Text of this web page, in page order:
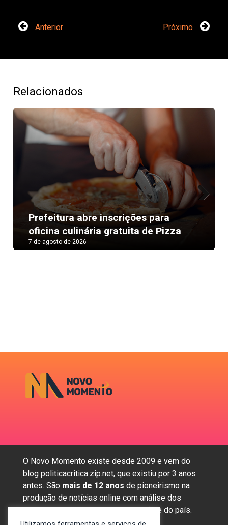
Anterior Próximo
Relacionados
Prefeitura abre inscrições para
oficina culinária gratuita de Pizza
7 de agosto de 2026
O Novo Momento existe desde 2009 e vem do
blog politicacritica.zip.net, que existiu por 3 anos
antes. São mais de 12 anos de pioneirismo na
produção de notícias online com análise dos
assuntos mais importantes da região e do país.